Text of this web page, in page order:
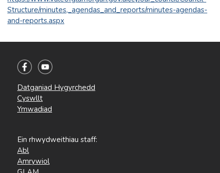
Structure/minutes,_agendas_and_reports/minutes-agendas-
and-reports.aspx
Datganiad Hygyrchedd
Cyswllt
Ymwadiad
Ein rhwydweithiau staff:
Abl
Amrywiol